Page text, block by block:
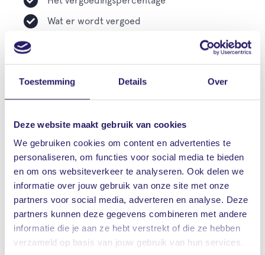
Toestemming Details Over
Deze website maakt gebruik van cookies
We gebruiken cookies om content en advertenties te
personaliseren, om functies voor social media te bieden
en om ons websiteverkeer te analyseren. Ook delen we
informatie over jouw gebruik van onze site met onze
partners voor social media, adverteren en analyse. Deze
partners kunnen deze gegevens combineren met andere
informatie die je aan ze hebt verstrekt of die ze hebben
verzameld op basis van jouw gebruik van hun services.
Wat er wordt vergoed
verzekeraars hanteren een wachttijd van 1
jaar. Je moet dan eerst een jaar verzekerd
Een beugel voor
volwassenen (18 jaar en
ouder)
Voor volwassenen zijn de opties om een beugel te
verzekeren beperkter. Slechts enkele
verzekeringsmaatschappijen bieden een